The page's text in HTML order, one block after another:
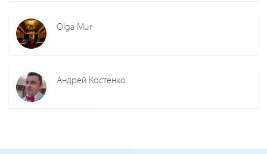
Olga Mur
Андрей Костенко